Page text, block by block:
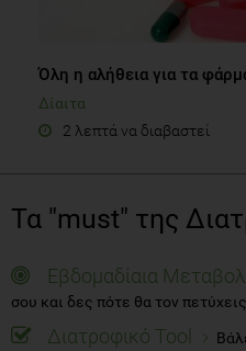
Όλη η αλήθεια για τα
Δίαιτα
2 λεπτά να διαβαστεί
Τα "must" της
Εβδομαδίαια
σου και δες πότε θα τον πετύχεις
Διατροφικό Tool